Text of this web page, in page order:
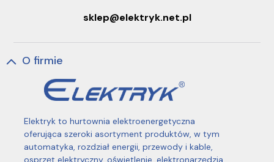
sklep@elektryk.net.pl
O firmie
Elektryk to hurtownia elektroenergetyczna
oferująca szeroki asortyment produktów, w tym
automatyka, rozdział energii, przewody i kable,
osprzęt elektryczny, oświetlenie, elektronarzędzia